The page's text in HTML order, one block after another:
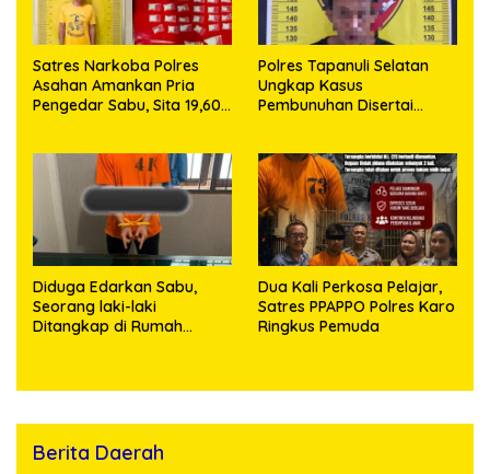
Satres Narkoba Polres
Asahan Amankan Pria
Pengedar Sabu, Sita 19,60
Polres Tapanuli Selatan
Ungkap Kasus
Pembunuhan Disertai
Ditangkap
Diduga Edarkan Sabu,
Seorang laki-laki
Ditangkap di Rumah
Dua Kali Perkosa Pelajar,
Satres PPAPPO Polres Karo
Ringkus Pemuda
Berita Daerah